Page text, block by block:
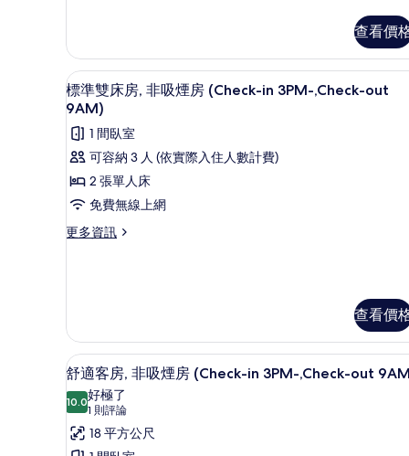
的
所
有
相
片
雙
床
房,
非
煙
房
詳
情
查看價
顯
示
標
準
雙
床
房,
(Check-
in
3PM-,Check-
out
9AM)
的
11
標準雙床房, 非吸煙房 (Check-in 3PM-,Check-out
9AM)
1 間臥室
可容納 3 人 (依實際入住人數計費)
2 張單人床
免費無線上網
更多資訊
更
房,
非
吸
煙
房
(Check-
in
3PM-,Check-
查看價
顯
示
舒
適
9
舒適客房, 非吸煙房 (Check-in 3PM-,Check-out
10.010.0 分，滿分 10 分
好極了
1 則評論
(1
則
評
18 平方公尺